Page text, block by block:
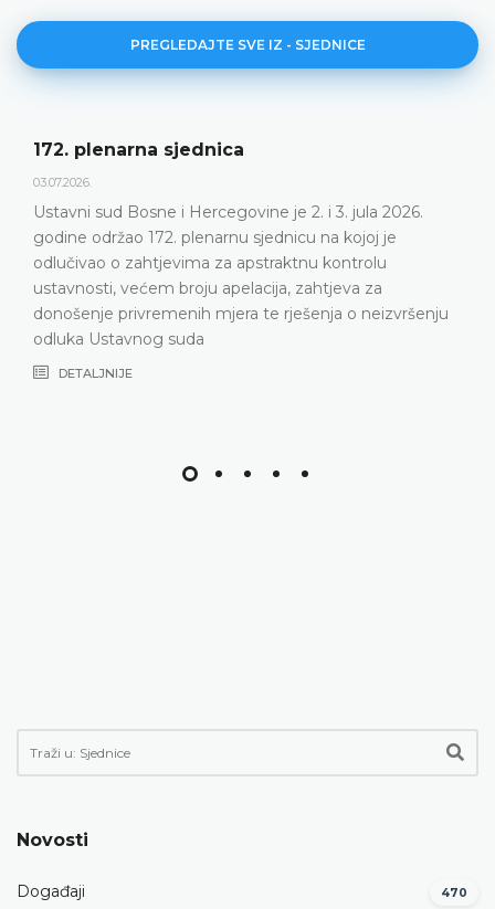
PREGLEDAJTE SVE IZ - SJEDNICE
172. plenarna sjednica
03.07.2026.
Ustavni sud Bosne i Hercegovine je 2. i 3. jula 2026.
godine održao 172. plenarnu sjednicu na kojoj je
odlučivao o zahtjevima za apstraktnu kontrolu
ustavnosti, većem broju apelacija, zahtjeva za
donošenje privremenih mjera te rješenja o neizvršenju
odluka Ustavnog suda
DETALJNIJE
Novosti
Događaji 470